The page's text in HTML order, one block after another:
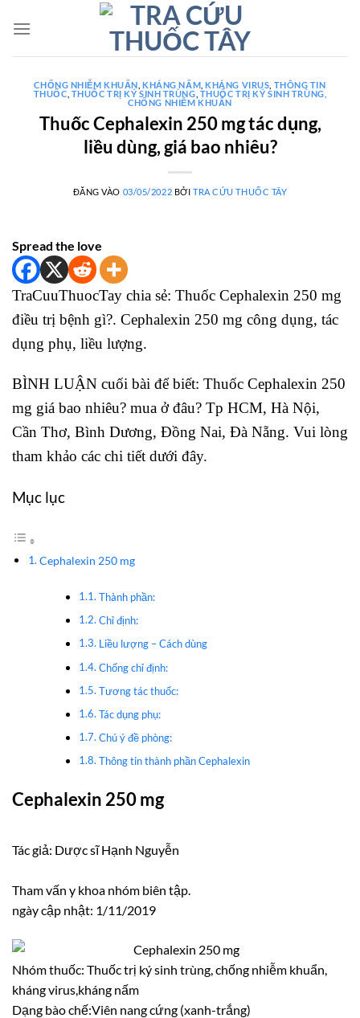
qua
CHỐNG NHIỄM KHUẨN ,KHÁNG NẤM ,KHÁNG VIRUS THÔNG TIN
THUỐC THUỐC TRỊ KÝ SINH TRÙNG THUỐC TRỊ KÝ SINH TRÙNG,
CHỐNG NHIỄM KHUẨN
Thuốc Cephalexin 250 mg tác dụng,
liều dùng, giá bao nhiêu?
ĐĂNG VÀO 03/05/2022 BỞI TRA CỨU THUỐC TÂY
Spread the love
TraCuuThuocTay chia sẻ: Thuốc Cephalexin 250 mg
điều trị bệnh gì?. Cephalexin 250 mg công dụng, tác
dụng phụ, liều lượng.
BÌNH LUẬN cuối bài để biết: Thuốc Cephalexin 250
mg giá bao nhiêu? mua ở đâu? Tp HCM, Hà Nội,
Cần Thơ, Bình Dương, Đồng Nai, Đà Nẵng. Vui lòng
tham khảo các chi tiết dưới đây.
Mục lục
Cephalexin 250 mg
Thành phần:
Chỉ định:
Liều lượng – Cách dùng
Chống chỉ định:
Tương tác thuốc:
Tác dụng phụ:
Chú ý đề phòng:
Thông tin thành phần Cephalexin
Cephalexin 250 mg
Tác giả: Dược sĩ Hạnh Nguyễn
Tham vấn y khoa nhóm biên tập.
ngày cập nhật: 1/11/2019
Nhóm thuốc: Thuốc trị ký sinh trùng, chống nhiễm khuẩn,
kháng virus,kháng nấm
Dạng bào chế:Viên nang cứng (xanh-trắng)